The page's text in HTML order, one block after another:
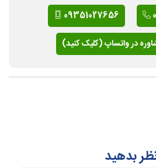
09351027656
در واتساپ (کلیک کنید)
بدهید